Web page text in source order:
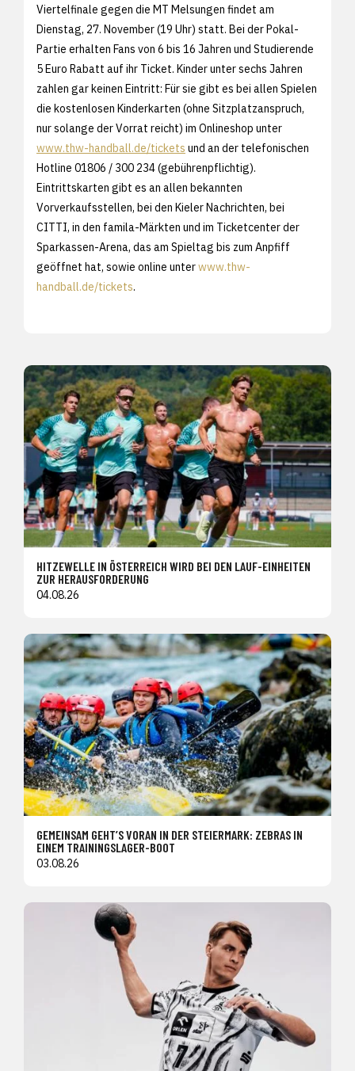
Viertelfinale gegen die MT Melsungen findet am
Dienstag, 27. November (19 Uhr) statt. Bei der Pokal-
Partie erhalten Fans von 6 bis 16 Jahren und Studierende
5 Euro Rabatt auf ihr Ticket. Kinder unter sechs Jahren
zahlen gar keinen Eintritt: Für sie gibt es bei allen Spielen
die kostenlosen Kinderkarten (ohne Sitzplatzanspruch,
nur solange der Vorrat reicht) im Onlineshop unter
www.thw-handball.de/tickets und an der telefonischen
Hotline 01806 / 300 234 (gebührenpflichtig).
Eintrittskarten gibt es an allen bekannten
Vorverkaufsstellen, bei den Kieler Nachrichten, bei
CITTI, in den famila-Märkten und im Ticketcenter der
Sparkassen-Arena, das am Spieltag bis zum Anpfiff
geöffnet hat, sowie online unterwww.thw-
handball.de/tickets.
HITZEWELLE IN ÖSTERREICH WIRD BEI DEN LAUF-EINHEITEN
ZUR HERAUSFORDERUNG
04.08.26
GEMEINSAM GEHT’S VORAN IN DER STEIERMARK: ZEBRAS IN
EINEM TRAININGSLAGER-BOOT
03.08.26